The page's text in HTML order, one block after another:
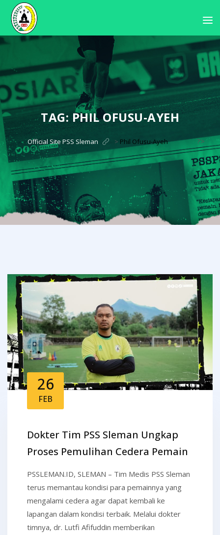
TAG:PHIL OFUSU-AYEH
Official Site PSS Sleman > Phil Ofusu-Ayeh ?>
26
FEB
Dokter Tim PSS Sleman Ungkap
Proses Pemulihan Cedera Pemain
PSSLEMAN.ID, SLEMAN – Tim Medis PSS Sleman
terus memantau kondisi para pemainnya yang
mengalami cedera agar dapat kembali ke
lapangan dalam kondisi terbaik. Melalui dokter
timnya, dr. Lutfi Afifuddin memberikan